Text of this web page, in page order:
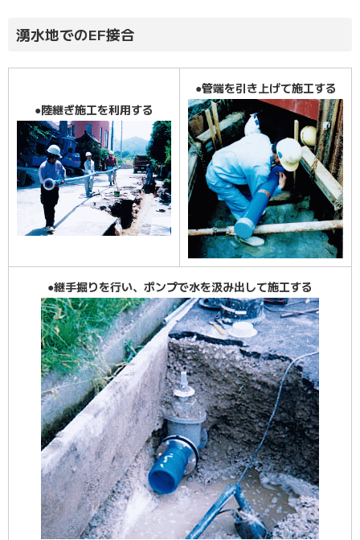
湧水地でのEF接合
●陸継ぎ施工を利用する
●管端を引き上げて施工する
●継手掘りを行い、ポンプで水を汲み出して施工する